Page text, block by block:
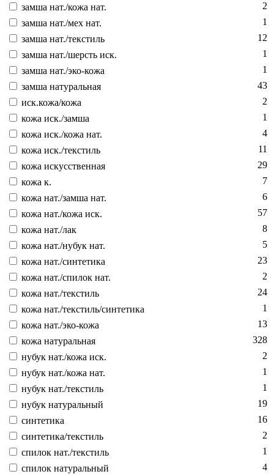
зам­ша нат./ко­жа нат.
2
зам­ша нат./мех нат.
1
зам­ша нат./текс­тиль
12
зам­ша нат./шерсть иск.
1
зам­ша нат./эко-ко­жа
1
зам­ша на­тураль­ная
43
иск.ко­жа/ко­жа
2
ко­жа иск./зам­ша
1
ко­жа иск./ко­жа нат.
4
ко­жа иск./текс­тиль
11
ко­жа ис­кусс­твен­ная
29
ко­жа к.
7
ко­жа нат./зам­ша нат.
6
ко­жа нат./ко­жа иск.
57
ко­жа нат./лак
8
ко­жа нат./ну­бук нат.
5
ко­жа нат./син­те­тика
23
ко­жа нат./спи­лок нат.
2
ко­жа нат./текс­тиль
24
ко­жа нат./текс­тиль/син­те­тика
1
ко­жа нат./эко-ко­жа
13
ко­жа на­тураль­ная
328
ну­бук нат./ко­жа иск.
2
ну­бук нат./ко­жа нат.
1
ну­бук нат./текс­тиль
1
ну­бук на­тураль­ный
19
син­те­тика
16
син­те­тика/текс­тиль
2
спи­лок нат./текс­тиль
1
спи­лок на­тураль­ный
4